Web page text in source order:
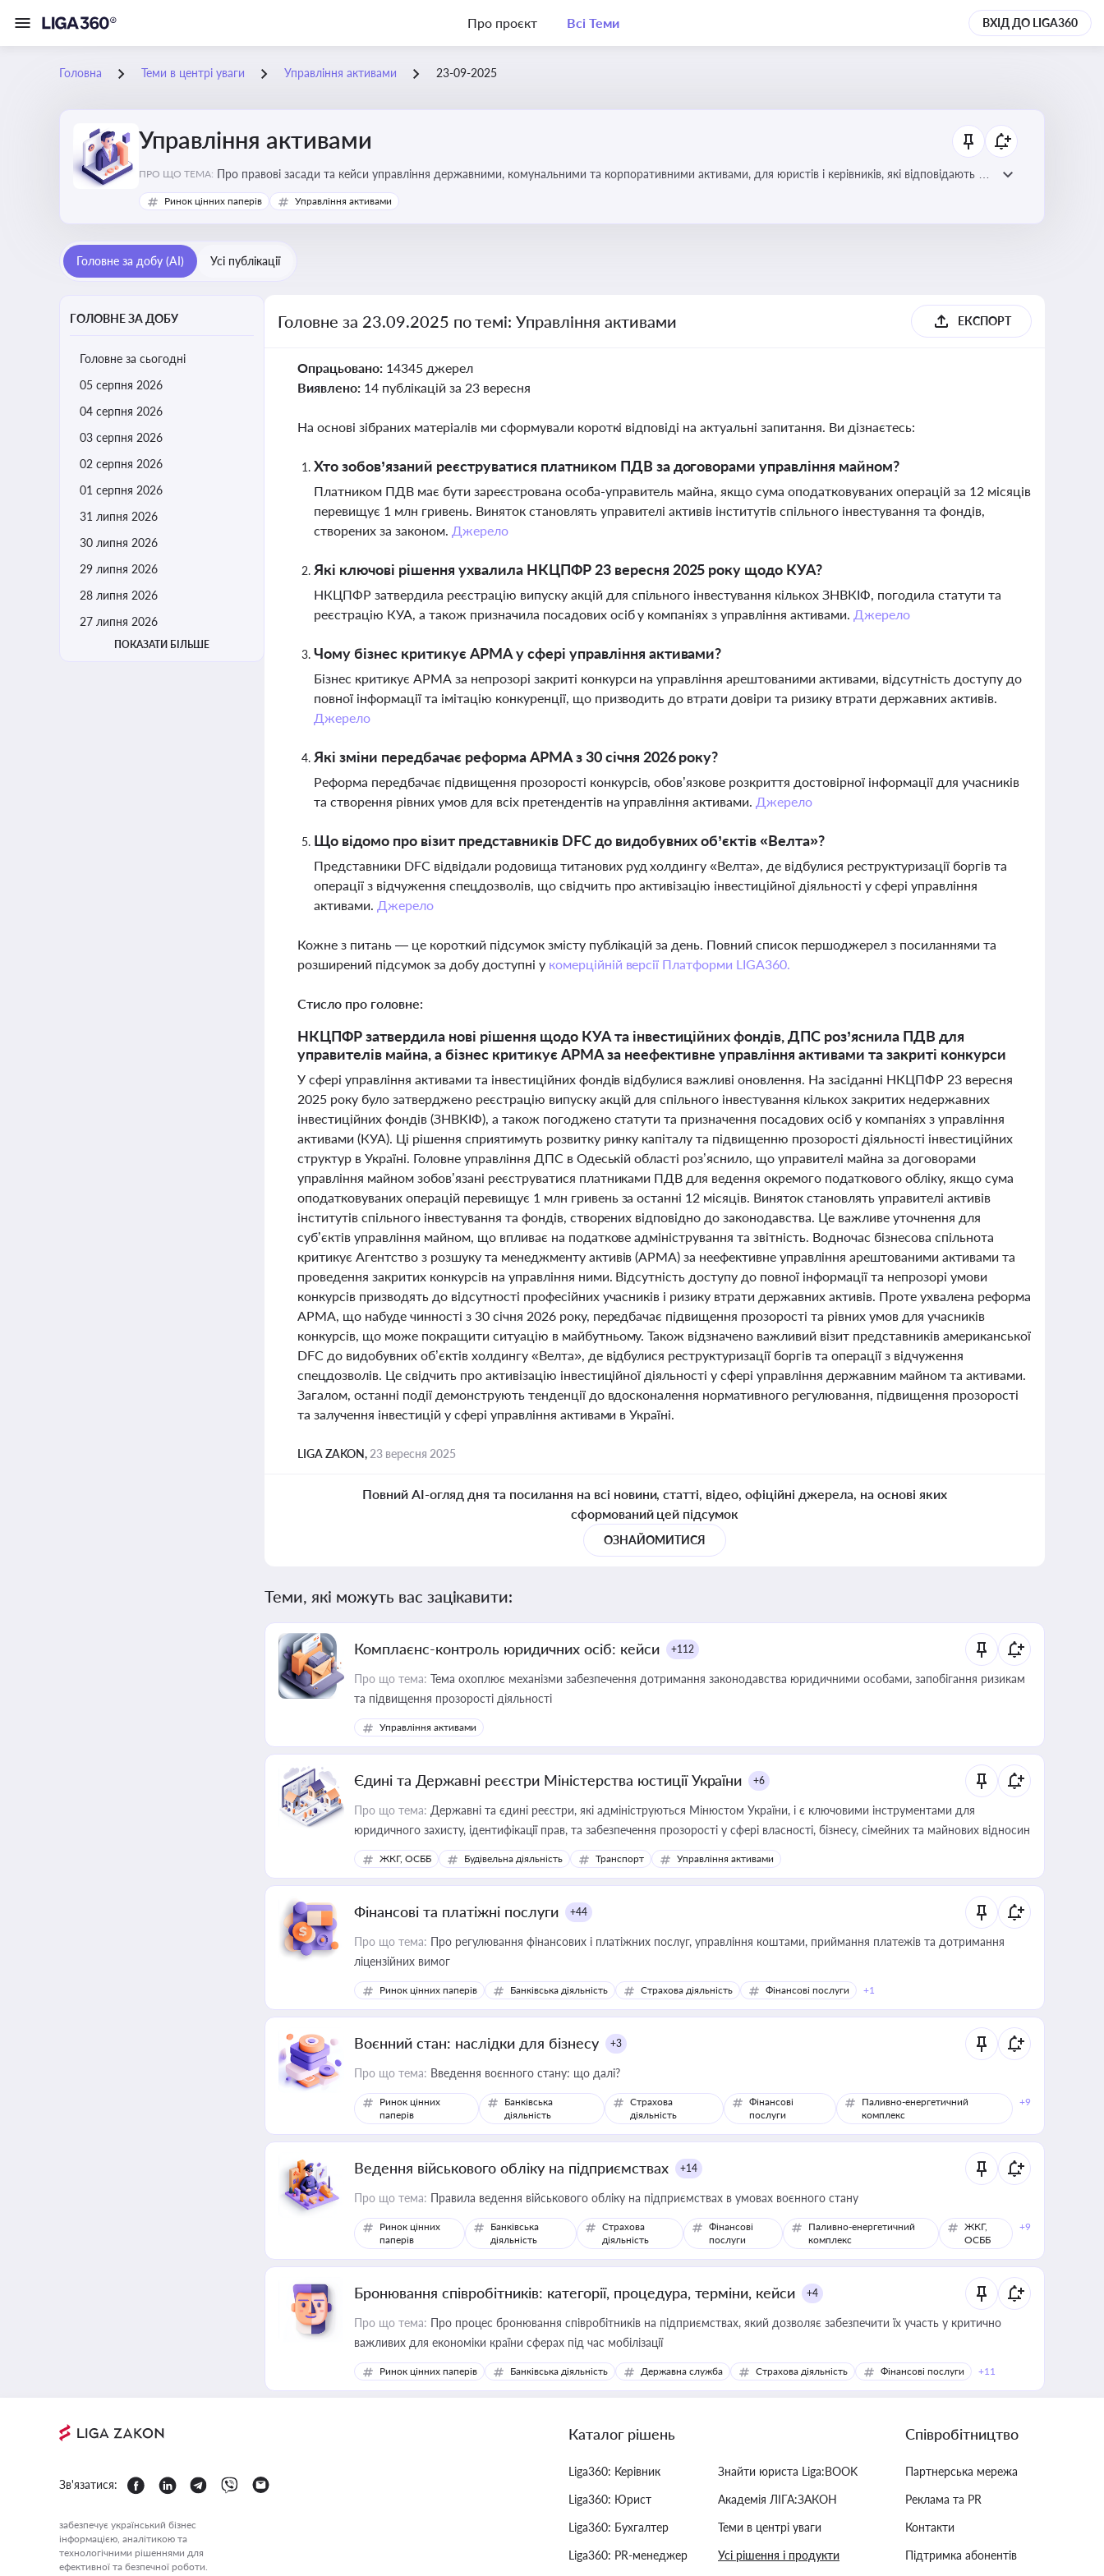
Про проєкт Всі Теми ВХІД ДО LIGA360
Головна Теми в центрі уваги Управління активами 23-09-2025
Управління активами
ПРО ЩО ТЕМА: Про правові засади та кейси управління державними, комунальними та корпоративними активами, для юристів і керівників, які відповідають за
збереження та ефективне використання майна підприємств і держави
Ринок цінних паперів Управління активами
Головне за добу (AI) Усі публікації
ГОЛОВНЕ ЗА ДОБУ
Головне за сьогодні
05 серпня 2026
04 серпня 2026
03 серпня 2026
02 серпня 2026
01 серпня 2026
31 липня 2026
30 липня 2026
29 липня 2026
28 липня 2026
27 липня 2026
ПОКАЗАТИ БІЛЬШЕ
Головне за 23.09.2025 по темі: Управління активами ЕКСПОРТ
Опрацьовано: 14345 джерел
Виявлено: 14 публікацій за 23 вересня
На основі зібраних матеріалів ми сформували короткі відповіді на актуальні запитання. Ви дізнаєтесь:
Хто зобов’язаний реєструватися платником ПДВ за договорами управління майном?
Платником ПДВ має бути зареєстрована особа-управитель майна, якщо сума оподатковуваних операцій за 12 місяців
перевищує 1 млн гривень. Виняток становлять управителі активів інститутів спільного інвестування та фондів,
створених за законом. Джерело
Які ключові рішення ухвалила НКЦПФР 23 вересня 2025 року щодо КУА?
НКЦПФР затвердила реєстрацію випуску акцій для спільного інвестування кількох ЗНВКІФ, погодила статути та
реєстрацію КУА, а також призначила посадових осіб у компаніях з управління активами. Джерело
Чому бізнес критикує АРМА у сфері управління активами?
Бізнес критикує АРМА за непрозорі закриті конкурси на управління арештованими активами, відсутність доступу до
повної інформації та імітацію конкуренції, що призводить до втрати довіри та ризику втрати державних активів.
Джерело
Які зміни передбачає реформа АРМА з 30 січня 2026 року?
Реформа передбачає підвищення прозорості конкурсів, обов’язкове розкриття достовірної інформації для учасників
та створення рівних умов для всіх претендентів на управління активами. Джерело
Що відомо про візит представників DFC до видобувних об’єктів «Велта»?
Представники DFC відвідали родовища титанових руд холдингу «Велта», де відбулися реструктуризації боргів та
операції з відчуження спецдозволів, що свідчить про активізацію інвестиційної діяльності у сфері управління
активами. Джерело
Кожне з питань — це короткий підсумок змісту публікацій за день. Повний список першоджерел з посиланнями та
розширений підсумок за добу доступні у комерційній версії Платформи LIGA360.
Стисло про головне:
НКЦПФР затвердила нові рішення щодо КУА та інвестиційних фондів, ДПС роз’яснила ПДВ для
управителів майна, а бізнес критикує АРМА за неефективне управління активами та закриті конкурси
У сфері управління активами та інвестиційних фондів відбулися важливі оновлення. На засіданні НКЦПФР 23 вересня
2025 року було затверджено реєстрацію випуску акцій для спільного інвестування кількох закритих недержавних
інвестиційних фондів (ЗНВКІФ), а також погоджено статути та призначення посадових осіб у компаніях з управління
активами (КУА). Ці рішення сприятимуть розвитку ринку капіталу та підвищенню прозорості діяльності інвестиційних
структур в Україні. Головне управління ДПС в Одеській області роз’яснило, що управителі майна за договорами
управління майном зобов’язані реєструватися платниками ПДВ для ведення окремого податкового обліку, якщо сума
оподатковуваних операцій перевищує 1 млн гривень за останні 12 місяців. Виняток становлять управителі активів
інститутів спільного інвестування та фондів, створених відповідно до законодавства. Це важливе уточнення для
суб’єктів управління майном, що впливає на податкове адміністрування та звітність. Водночас бізнесова спільнота
критикує Агентство з розшуку та менеджменту активів (АРМА) за неефективне управління арештованими активами та
проведення закритих конкурсів на управління ними. Відсутність доступу до повної інформації та непрозорі умови
конкурсів призводять до відсутності професійних учасників і ризику втрати державних активів. Проте ухвалена реформа
АРМА, що набуде чинності з 30 січня 2026 року, передбачає підвищення прозорості та рівних умов для учасників
конкурсів, що може покращити ситуацію в майбутньому. Також відзначено важливий візит представників американської
DFC до видобувних об’єктів холдингу «Велта», де відбулися реструктуризації боргів та операції з відчуження
спецдозволів. Це свідчить про активізацію інвестиційної діяльності у сфері управління державним майном та активами.
Загалом, останні події демонструють тенденції до вдосконалення нормативного регулювання, підвищення прозорості
та залучення інвестицій у сфері управління активами в Україні.
LIGA ZAKON, 23 вересня 2025
Повний AI-огляд дня та посилання на всі новини, статті, відео, офіційні джерела, на основі яких
сформований цей підсумок
ОЗНАЙОМИТИСЯ
Теми, які можуть вас зацікавити:
Комплаєнс-контроль юридичних осіб: кейси +112
Про що тема: Тема охоплює механізми забезпечення дотримання законодавства юридичними особами, запобігання ризикам
та підвищення прозорості діяльності
Управління активами
Єдині та Державні реєстри Міністерства юстиції України +6
Про що тема: Державні та єдині реєстри, які адмініструються Мінюстом України, і є ключовими інструментами для
юридичного захисту, ідентифікації прав, та забезпечення прозорості у сфері власності, бізнесу, сімейних та майнових відносин
ЖКГ, ОСББ Будівельна діяльність Транспорт Управління активами
Фінансові та платіжні послуги +44
Про що тема: Про регулювання фінансових і платіжних послуг, управління коштами, приймання платежів та дотримання
ліцензійних вимог
Ринок цінних паперів Банківська діяльність Страхова діяльність Фінансові послуги +1
Воєнний стан: наслідки для бізнесу +3
Про що тема: Введення воєнного стану: що далі?
Ринок цінних
паперів
Банківська
діяльність
Страхова
діяльність
Фінансові
послуги
Паливно-енергетичний
комплекс
+9
Ведення військового обліку на підприємствах +14
Про що тема: Правила ведення військового обліку на підприємствах в умовах воєнного стану
Ринок цінних
паперів
Банківська
діяльність
Страхова
діяльність
Фінансові
послуги
Паливно-енергетичний
комплекс
ЖКГ,
ОСББ
+9
Бронювання співробітників: категорії, процедура, терміни, кейси +4
Про що тема: Про процес бронювання співробітників на підприємствах, який дозволяє забезпечити їх участь у критично
важливих для економіки країни сферах під час мобілізації
Ринок цінних паперів Банківська діяльність Державна служба Страхова діяльність Фінансові послуги +11
Зв'язатися:
забезпечує український бізнес
інформацією, аналітикою та
технологічними рішеннями для
ефективної та безпечної роботи.
Каталог рішень
Liga360: Керівник
Liga360: Юрист
Liga360: Бухгалтер
Liga360: PR-менеджер
Знайти юриста Liga:BOOK
Академія ЛІГА:ЗАКОН
Теми в центрі уваги
Усі рішення і продукти
Співробітництво
Партнерська мережа
Реклама та PR
Контакти
Підтримка абонентів